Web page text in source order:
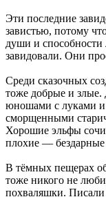
Эти последние
завистью, потому
души и
завидовали. Они
Среди сказочных
тоже добрые и
юношами с луками и
сморщенными
Хорошие эльфы
плохие —
В тёмных пещерах
тоже никого не
похваляшки. Писали